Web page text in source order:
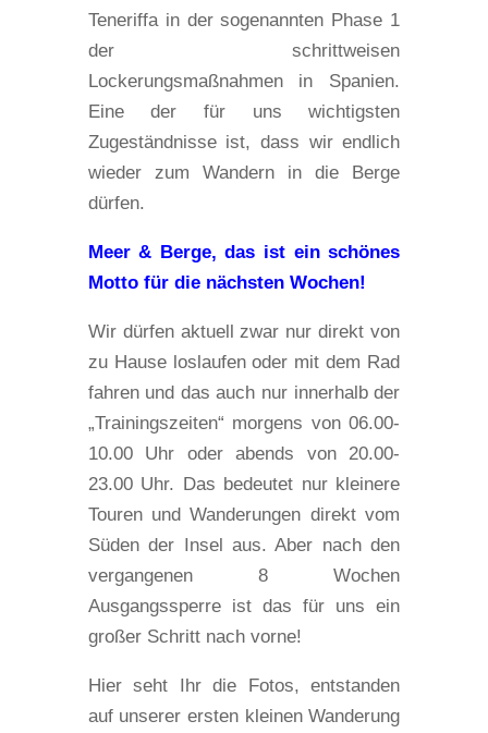
Teneriffa in der sogenannten Phase 1
der schrittweisen
Lockerungsmaßnahmen in Spanien.
Eine der für uns wichtigsten
Zugeständnisse ist, dass wir endlich
wieder zum Wandern in die Berge
dürfen.
Meer & Berge, das ist ein schönes
Motto für die nächsten Wochen!
Wir dürfen aktuell zwar nur direkt von
zu Hause loslaufen oder mit dem Rad
fahren und das auch nur innerhalb der
„Trainingszeiten“ morgens von 06.00-
10.00 Uhr oder abends von 20.00-
23.00 Uhr. Das bedeutet nur kleinere
Touren und Wanderungen direkt vom
Süden der Insel aus. Aber nach den
vergangenen 8 Wochen
Ausgangssperre ist das für uns ein
großer Schritt nach vorne!
Hier seht Ihr die Fotos, entstanden
auf unserer ersten kleinen Wanderung